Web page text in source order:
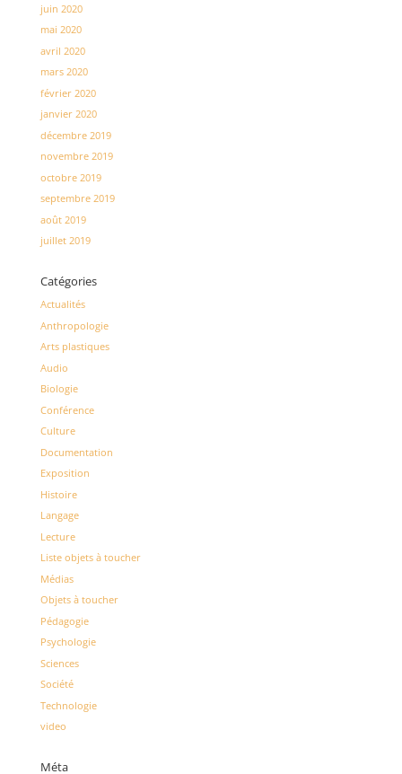
juin 2020
mai 2020
avril 2020
mars 2020
février 2020
janvier 2020
décembre 2019
novembre 2019
octobre 2019
septembre 2019
août 2019
juillet 2019
Catégories
Actualités
Anthropologie
Arts plastiques
Audio
Biologie
Conférence
Culture
Documentation
Exposition
Histoire
Langage
Lecture
Liste objets à toucher
Médias
Objets à toucher
Pédagogie
Psychologie
Sciences
Société
Technologie
video
Méta